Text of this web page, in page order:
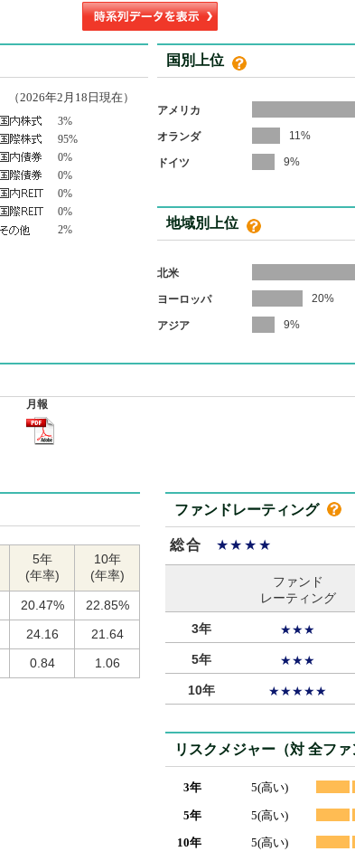
（2026年2月18日現在）
3%
95%
0%
0%
0%
0%
2%
国別上位
アメリカ
オランダ 11%
ドイツ 9%
地域別上位
北米
ヨーロッパ 20%
アジア 9%
月報
5年
(年率)
10年
(年率)
20.47% 22.85%
24.16 21.64
0.84 1.06
ファンドレーティング
総合 ★★★★
ファンド
レーティング
3年 ★★★
5年 ★★★
10年 ★★★★★
リスクメジャー（対 全ファ
3年
5年
10年
5(高い)
5(高い)
5(高い)